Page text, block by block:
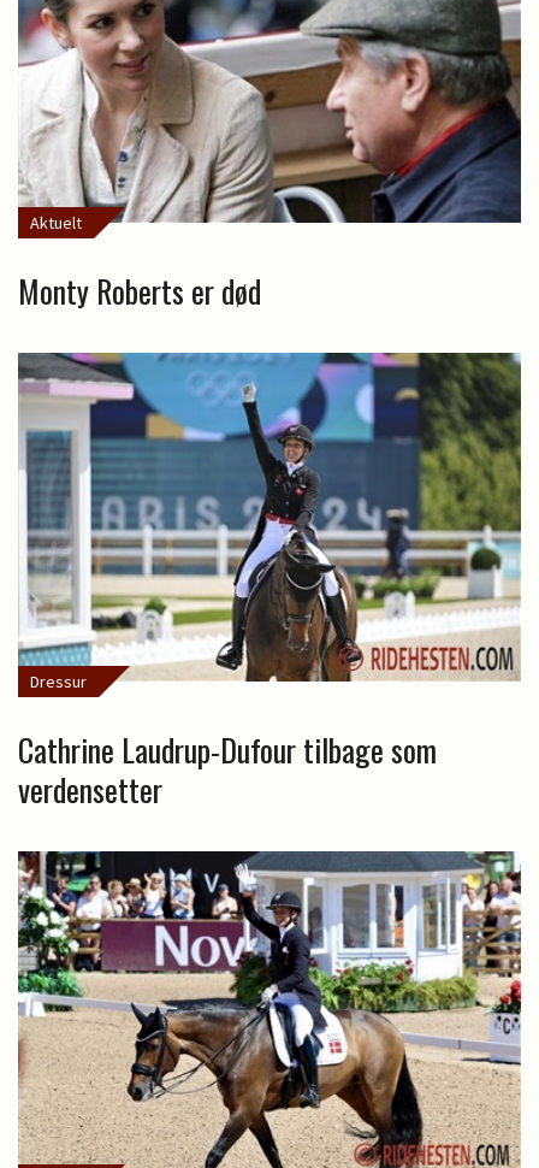
Aktuelt
Monty Roberts er død
Dressur
Cathrine Laudrup-Dufour tilbage som
verdensetter